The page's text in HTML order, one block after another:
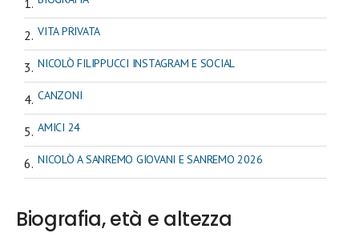
VITA PRIVATA
NICOLÒ FILIPPUCCI INSTAGRAM E SOCIAL
CANZONI
AMICI 24
NICOLÒ A SANREMO GIOVANI E SANREMO 2026
Biografia, età e altezza